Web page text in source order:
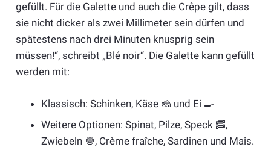
gefüllt. Für die Galette und auch die Crêpe gilt, dass
sie nicht dicker als zwei Millimeter sein dürfen und
spätestens nach drei Minuten knusprig sein
müssen!“, schreibt „Blé noir“. Die Galette kann gefüllt
werden mit:
Klassisch: Schinken, Käse 🧀 und Ei 🍳
Weitere Optionen: Spinat, Pilze, Speck 🥓,
Zwiebeln 🧅, Crème fraîche, Sardinen und Mais.